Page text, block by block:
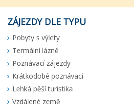
ZÁJEZDY DLE TYPU
Pobyty s výlety
Termální lázně
Poznávací zájezdy
Krátkodobé poznávací
Lehká pěší turistika
Vzdálené země